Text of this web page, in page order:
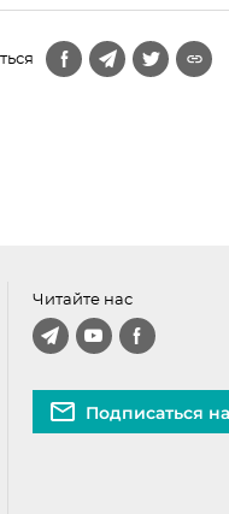
Читайте нас
Подписаться